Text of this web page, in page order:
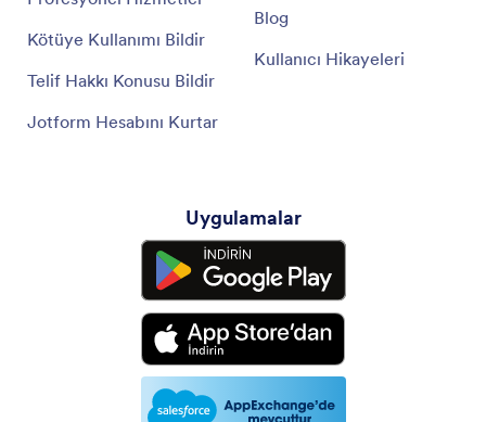
Kötüye Kullanımı Bildir
Telif Hakkı Konusu Bildir
Jotform Hesabını Kurtar
Blog
Kullanıcı Hikayeleri
Uygulamalar